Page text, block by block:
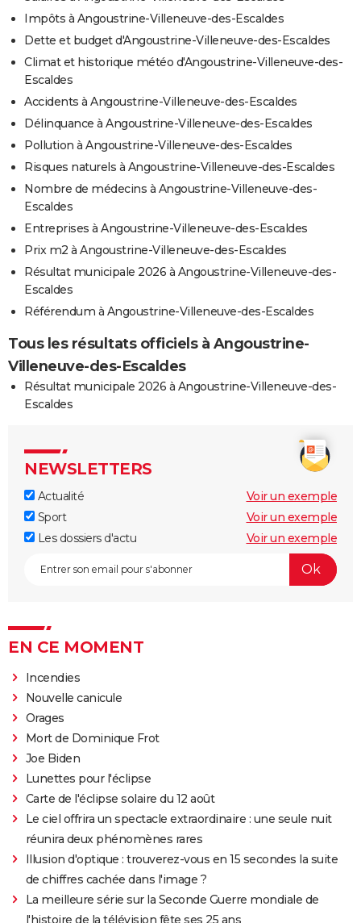
Impôts à Angoustrine-Villeneuve-des-Escaldes
Dette et budget d'Angoustrine-Villeneuve-des-Escaldes
Climat et historique météo d'Angoustrine-Villeneuve-des-
Escaldes
Accidents à Angoustrine-Villeneuve-des-Escaldes
Délinquance à Angoustrine-Villeneuve-des-Escaldes
Pollution à Angoustrine-Villeneuve-des-Escaldes
Risques naturels à Angoustrine-Villeneuve-des-Escaldes
Nombre de médecins à Angoustrine-Villeneuve-des-
Escaldes
Entreprises à Angoustrine-Villeneuve-des-Escaldes
Prix m2 à Angoustrine-Villeneuve-des-Escaldes
Résultat municipale 2026 à Angoustrine-Villeneuve-des-
Escaldes
Référendum à Angoustrine-Villeneuve-des-Escaldes
Tous les résultats officiels à Angoustrine-
Villeneuve-des-Escaldes
Résultat municipale 2026 à Angoustrine-Villeneuve-des-
Escaldes
NEWSLETTERS
Actualité
Voir un exemple
Sport
Voir un exemple
Les dossiers d'actu
Voir un exemple
EN CE MOMENT
Incendies
Nouvelle canicule
Orages
Mort de Dominique Frot
Joe Biden
Lunettes pour l'éclipse
Carte de l'éclipse solaire du 12 août
Le ciel offrira un spectacle extraordinaire : une seule nuit
réunira deux phénomènes rares
Illusion d'optique : trouverez-vous en 15 secondes la suite
de chiffres cachée dans l'image ?
La meilleure série sur la Seconde Guerre mondiale de
l'histoire de la télévision fête ses 25 ans